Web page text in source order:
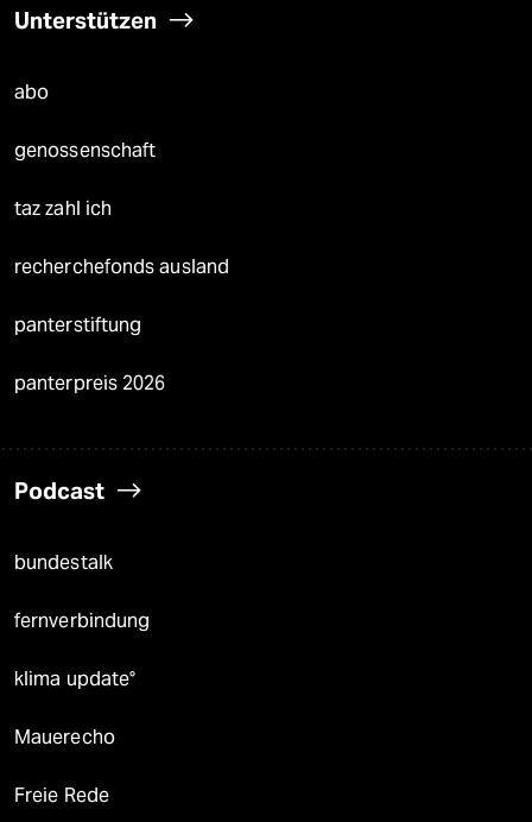
Unterstützen
abo
genossenschaft
taz zahl ich
recherchefonds ausland
panterstiftung
panterpreis 2026
Podcast
bundestalk
fernverbindung
klima update°
Mauerecho
Freie Rede